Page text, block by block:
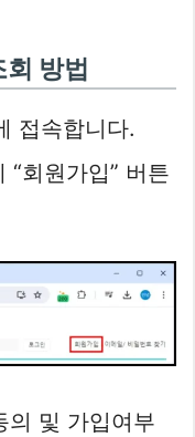
방법
접속합니다.
회원가입” 버튼
의 및 가입여부